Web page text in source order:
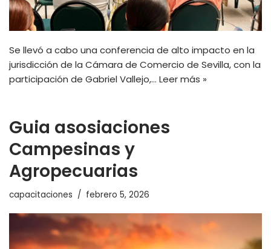
Se llevó a cabo una conferencia de alto impacto en la
jurisdicción de la Cámara de Comercio de Sevilla, con la
participación de Gabriel Vallejo,… Leer más »
Guia asosiaciones
Campesinas y
Agropecuarias
capacitaciones febrero 5, 2026